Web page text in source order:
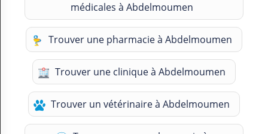
médicales à Abdelmoumen
Trouver une pharmacie à Abdelmoumen
Trouver une clinique à Abdelmoumen
Trouver un vétérinaire à Abdelmoumen